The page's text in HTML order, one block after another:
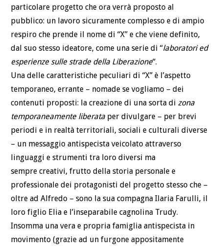
particolare progetto che ora verrà proposto al
pubblico: un lavoro sicuramente complesso e di ampio
respiro che prende il nome di “X” e che viene definito,
dal suo stesso ideatore, come una serie di “laboratori ed
esperienze sulle strade della Liberazione“.
Una delle caratteristiche peculiari di “X” è l’aspetto
temporaneo, errante – nomade se vogliamo – dei
contenuti proposti: la creazione di una sorta dizona
temporaneamente liberata per divulgare – per brevi
periodi e in realtà territoriali, sociali e culturali diverse
– un messaggio antispecista veicolato attraverso
linguaggi e strumenti tra loro diversi ma
sempre creativi, frutto della storia personale e
professionale dei protagonisti del progetto stesso che –
oltre ad Alfredo – sono la sua compagna Ilaria Farulli, il
loro figlio Elia e l’inseparabile cagnolina Trudy.
Insomma una vera e propria famiglia antispecista in
movimento (grazie ad un furgone appositamente